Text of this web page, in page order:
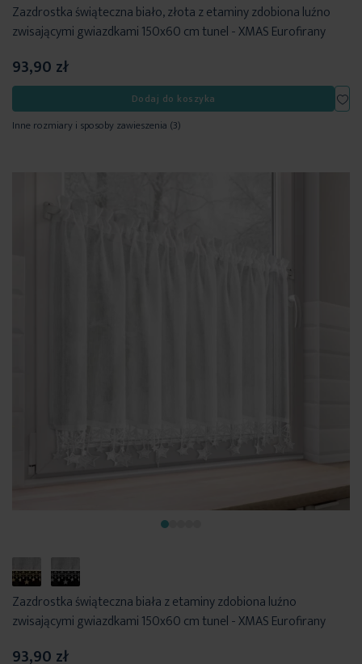
Zazdrostka świąteczna biało, złota z etaminy zdobiona luźno
zwisającymi gwiazdkami 150x60 cm tunel - XMAS Eurofirany
93,90 zł
Dodaj do koszyka
Inne rozmiary i sposoby zawieszenia (3)
Zazdrostka świąteczna biała z etaminy zdobiona luźno
zwisającymi gwiazdkami 150x60 cm tunel - XMAS Eurofirany
93,90 zł